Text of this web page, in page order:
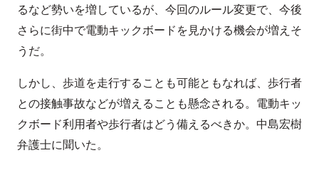
るなど勢いを増しているが、今回のルール変更で、今後
さらに街中で電動キックボードを見かける機会が増えそ
うだ。
しかし、歩道を走行することも可能ともなれば、歩行者
との接触事故などが増えることも懸念される。電動キッ
クボード利用者や歩行者はどう備えるべきか。中島宏樹
弁護士に聞いた。